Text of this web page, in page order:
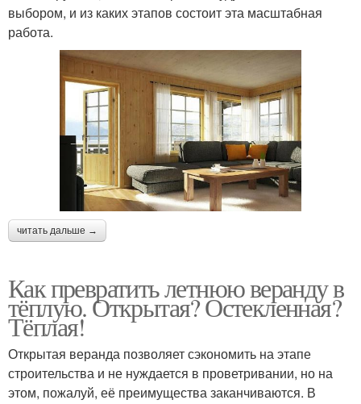
выбором, и из каких этапов состоит эта масштабная
работа.
читать дальше →
Как превратить летнюю веранду в
тёплую. Открытая? Остекленная?
Тёплая!
Открытая веранда позволяет сэкономить на этапе
строительства и не нуждается в проветривании, но на
этом, пожалуй, её преимущества заканчиваются. В